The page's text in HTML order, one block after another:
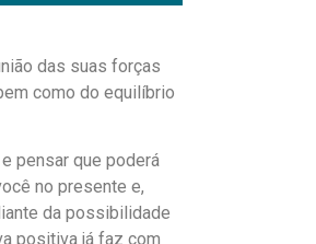
das suas forças
como do equilíbrio
pensar que poderá
no presente e,
da possibilidade
positiva já faz com